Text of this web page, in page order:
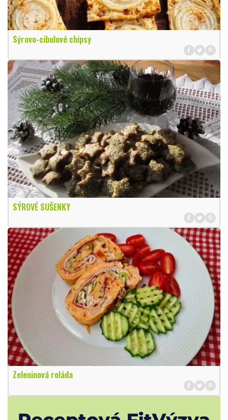
Sýrovo-cibulové chipsy
SÝROVÉ SUŠENKY
Zeleninová roláda